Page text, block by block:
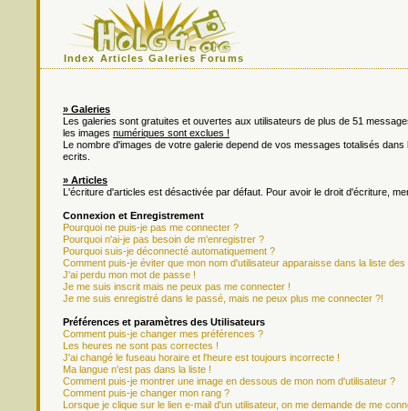
Index Articles Galeries Forums
» Galeries
Les galeries sont gratuites et ouvertes aux utilisateurs de plus de 51
les images numériques sont exclues !
Le nombre d'images de votre galerie depend de vos messages totalisés
ecrits.
» Articles
L'écriture d'articles est désactivée par défaut. Pour avoir le droit d'écriture,
Connexion et Enregistrement
Pourquoi ne puis-je pas me connecter ?
Pourquoi n'ai-je pas besoin de m'enregistrer ?
Pourquoi suis-je déconnecté automatiquement ?
Comment puis-je éviter que mon nom d'utilisateur apparaisse dans la liste
J'ai perdu mon mot de passe !
Je me suis inscrit mais ne peux pas me connecter !
Je me suis enregistré dans le passé, mais ne peux plus me connecter ?!
Préférences et paramètres des Utilisateurs
Comment puis-je changer mes préférences ?
Les heures ne sont pas correctes !
J'ai changé le fuseau horaire et l'heure est toujours incorrecte !
Ma langue n'est pas dans la liste !
Comment puis-je montrer une image en dessous de mon nom d'utilisateur ?
Comment puis-je changer mon rang ?
Lorsque je clique sur le lien e-mail d'un utilisateur, on me demande de me